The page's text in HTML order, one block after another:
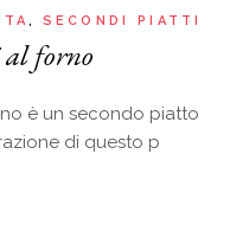
SECONDI PIATTI
forno
è un secondo piatto
di questo p